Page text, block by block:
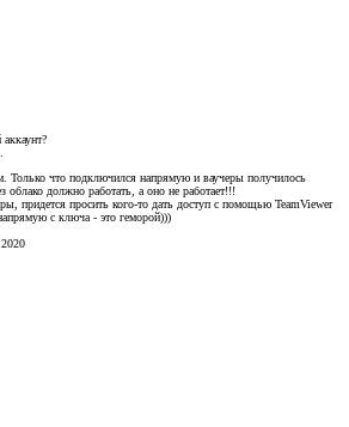
Только что подключился напрямую и ваучеры получилось
облако должно работать, а оно не работает!!!
придется просить кого-то дать доступ с помощью TeamViewer
с ключа - это геморой)))